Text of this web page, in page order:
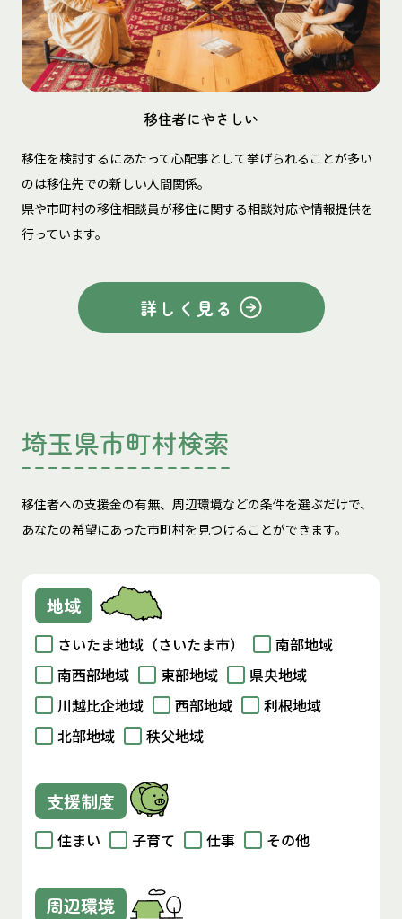
移住者にやさしい
移住を検討するにあたって心配事として挙げられることが多い
のは移住先での新しい人間関係。
県や市町村の移住相談員が移住に関する相談対応や情報提供を
行っています。
詳しく見る
埼玉県市町村検索
移住者への支援金の有無、周辺環境などの条件を選ぶだけで、
あなたの希望にあった市町村を見つけることができます。
地域
さいたま地域（さいたま市）
南部地域
南西部地域
東部地域
県央地域
川越比企地域
西部地域
利根地域
北部地域
秩父地域
支援制度
住まい 子育て 仕事 その他
周辺環境